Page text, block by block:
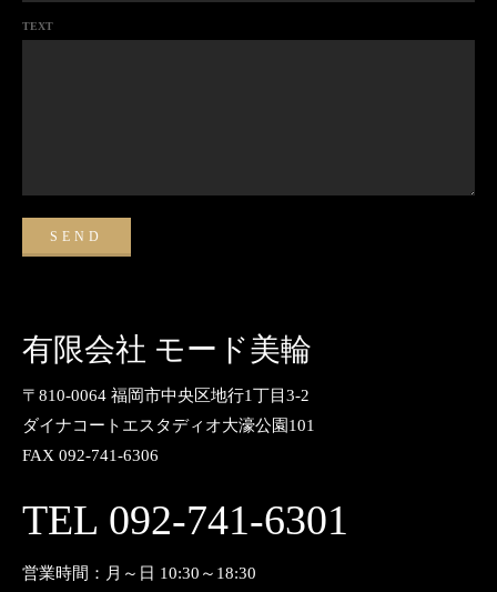
TEXT
有限会社 モード美輪
〒810-0064 福岡市中央区地行1丁目3-2
ダイナコートエスタディオ大濠公園101
FAX 092-741-6306
TEL 092-741-6301
営業時間：月～日 10:30～18:30